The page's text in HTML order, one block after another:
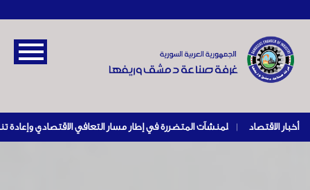
أخبار الاقتصاد |